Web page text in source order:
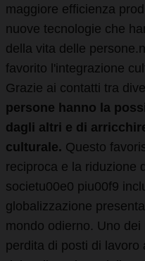
maggiore efficienza
nuove tecnologie che
della vita delle
favorito l'integrazione
Grazie ai contatti tra
persone hanno la
dagli altri e di
culturale. Questo
reciproca e la riduzione
societu00e0 piu00f9
globalizzazione
mondo odierno. Uno
perdita di posti di lavoro